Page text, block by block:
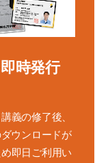
時発行
義の修了後、
ウンロードが
即日ご利用い